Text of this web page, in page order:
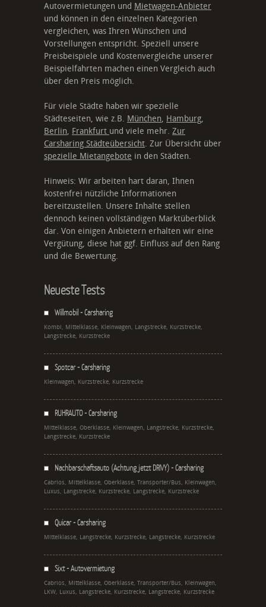
Autovermietungen und Mietwagen-Anbieter
und können in den einzelnen Kategorien
vergleichen, was Ihren Wünschen und
Vorstellungen entspricht. Speziell unsere
Preisbeispiele und Kostenvergleiche unserer
Beispielfahrten machen einen Vergleich auch
über den Preis möglich.
Für viele Städte haben wir spezielle
Städteseiten, wie z.B. München, Hamburg,
Berlin, Frankfurt und viele mehr. Zur
Carsharing Städteübersicht. Zur Übersicht über
spezielle Mietangebote in den Städten.
Hinweis: Wir arbeiten hart daran, Ihnen
kostenfrei nützliche Informationen
bereitzustellen. Unsere Inhalte stellen
dennoch keinen vollständigen Marktüberblick
dar. Von einigen Anbietern erhalten wir eine
Vergütung, diese hat ggf. Einfluss auf den Rang
und die Bewertung.
Neueste Tests
Willmobil - Carsharing
Kombi, Mittelklasse, Kleinwagen, Langstrecke, Kurzstrecke,
Langstrecke, Kurzstrecke
Spotcar - Carsharing
Kleinwagen, Kurzstrecke, Kurzstrecke
RUHRAUTO - Carsharing
Mittelklasse, Oberklasse, Kleinwagen, Langstrecke, Kurzstrecke,
Langstrecke, Kurzstrecke
Nachbarschaftsauto (Achtung jetzt DRIVY) - Carsharing
Cabrios, Mittelklasse, Oberklasse, Transporter/Bus, Kleinwagen,
Luxus, Langstrecke, Kurzstrecke, Langstrecke, Kurzstrecke
Quicar - Carsharing
Mittelklasse, Langstrecke, Kurzstrecke, Langstrecke, Kurzstrecke
Sixt - Autovermietung
Cabrios, Mittelklasse, Oberklasse, Transporter/Bus, Kleinwagen,
LKW, Luxus, Langstrecke, Kurzstrecke, Langstrecke, Kurzstrecke